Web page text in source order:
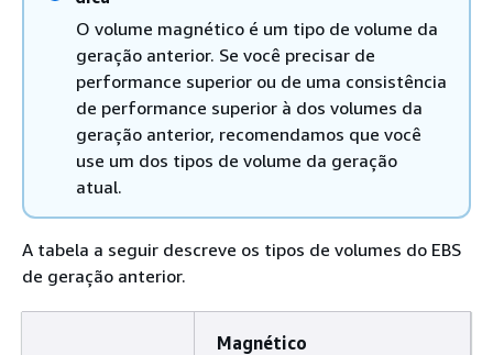
O volume magnético é um tipo de volume da
geração anterior. Se você precisar de
performance superior ou de uma consistência
de performance superior à dos volumes da
geração anterior, recomendamos que você
use um dos tipos de volume da geração
atual.
A tabela a seguir descreve os tipos de volumes do EBS
de geração anterior.
Magnético